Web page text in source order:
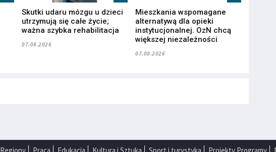
Skutki udaru mózgu u dzieci
utrzymują się całe życie;
ważna szybka rehabilitacja
07.08.2026
Mieszkania wspomagane
alternatywą dla opieki
instytucjonalnej. OzN chcą
większej niezależności
07.08.2026
Regiony Praca Edukacja Kultura i Sztuka Sport i turystyka Projekty Programy